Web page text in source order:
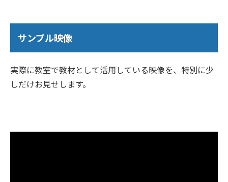
サンプル映像
実際に教室で教材として活用している映像を、特別に少
しだけお見せします。